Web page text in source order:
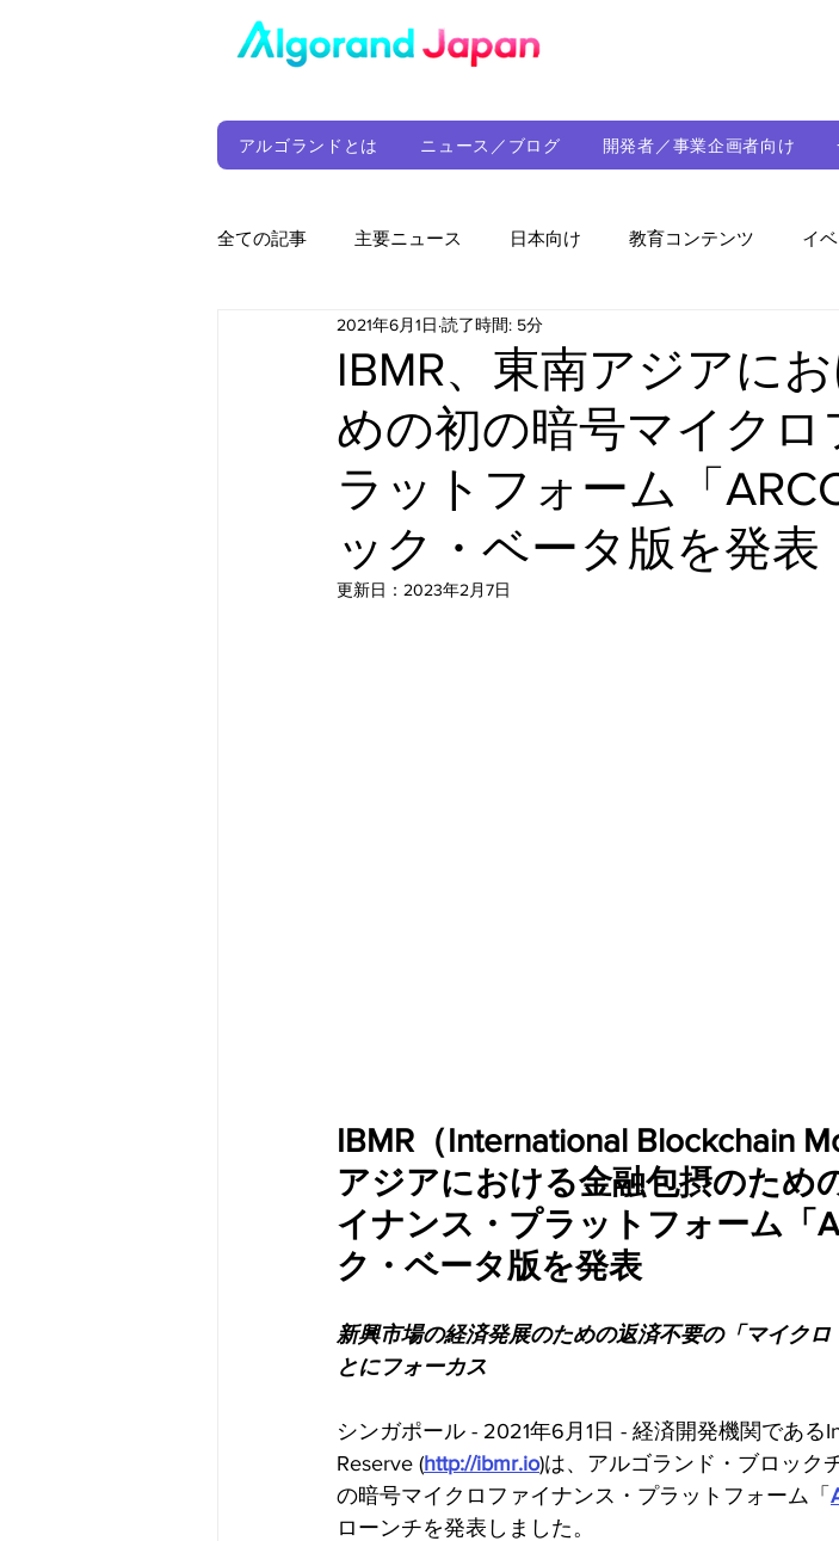
アルゴランドとは ニュース／ブログ 開発者／事業企画者向け
全ての記事 主要ニュース 日本向け 教育コンテンツ イ
ウォレット 定期レポート
アルゴランド財団 持続可能性 メルマガ
サプライチェーン 教育 パートナー・
IBMR、東南アジアに
めの初の暗号マイク
ラットフォーム「
ック・ベータ版を発表
2021年6月1日 読了時間: 5分
更新日： 2023年2月7日
IBMR（International Blockchain
アジアにおける金融包摂のため
イナンス・プラットフォーム「
ク・ベータ版を発表
新興市場の経済発展のための返済不要の「マイク
とにフォーカス
シンガポール - 2021年6月1日 - 経済開発機関である
Reserve (http://ibmr.io)は、アルゴランド・ブロック
の暗号マイクロファイナンス・プラットフォーム「
ローンチを発表しました。